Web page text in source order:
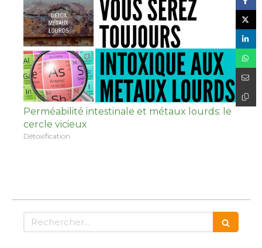
Perméabilité intestinale et métaux lourds: le
cercle vicieux
Détoxification
Rechercher